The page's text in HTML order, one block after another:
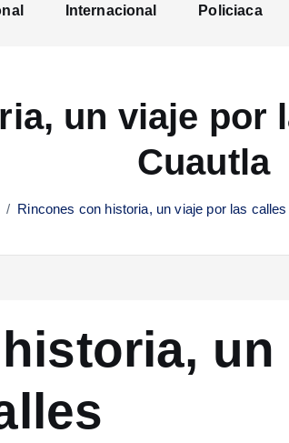
Internacional Policiaca
un viaje por
Cuautla
Rincones con historia, un viaje por las
un